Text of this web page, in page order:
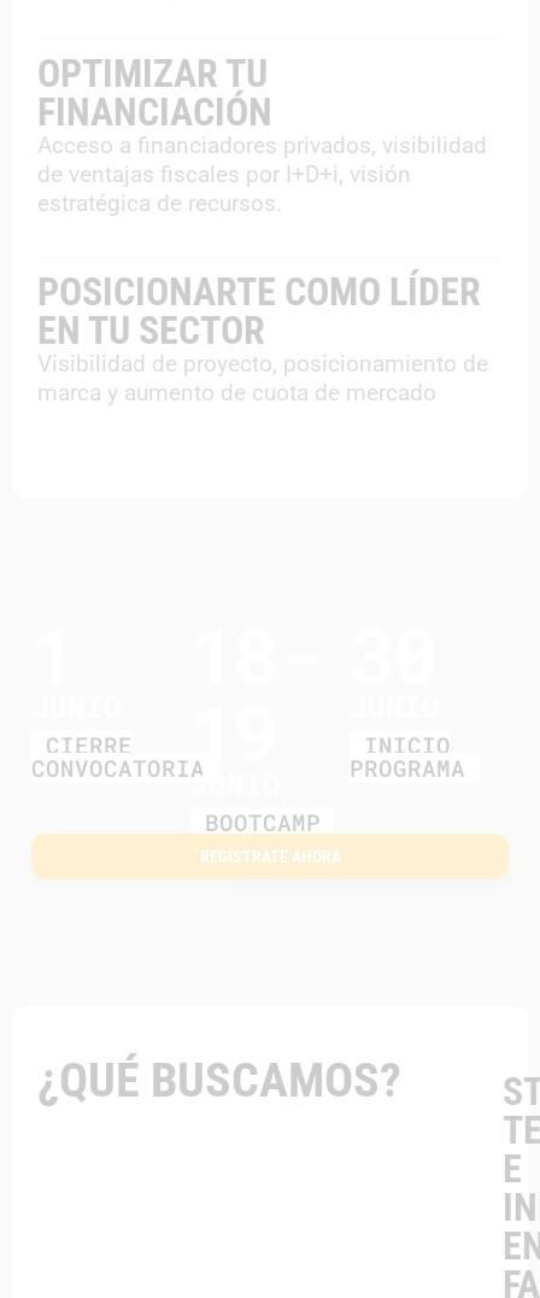
OPTIMIZAR TU
FINANCIACIÓN
Acceso a financiadores privados, visibilidad
de ventajas fiscales por I+D+i, visión
estratégica de recursos.
POSICIONARTE COMO LÍDER
EN TU SECTOR
Visibilidad de proyecto, posicionamiento de
marca y aumento de cuota de mercado
CIERRE
CONVOCATORIAJUNIO
BOOTCAMP
INICIO
PROGRAMA
REGÍSTRATE AHORA
¿QUÉ BUSCAMOS?
E